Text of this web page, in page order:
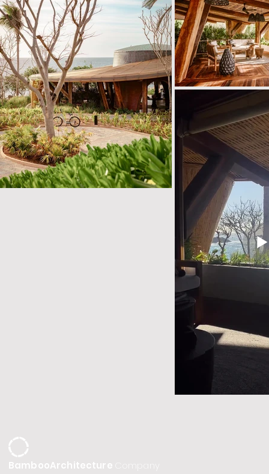
BambooArchitecture Company